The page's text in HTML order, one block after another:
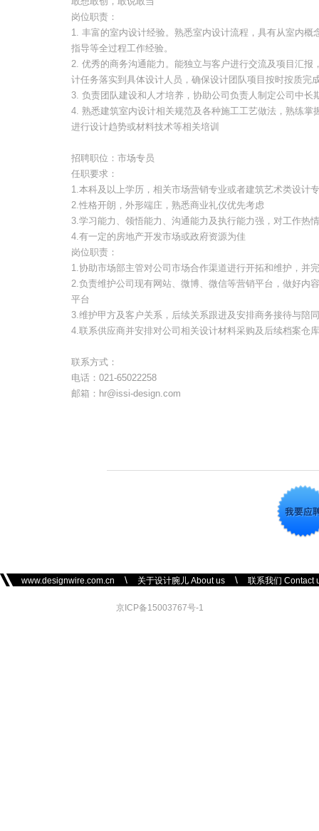
岗位职责：
1. 丰富的室内设计经验。熟悉室内设计流程，具有从室内
指导等全过程工作经验。
2. 优秀的商务沟通能力。能独立与客户进行交流及项目汇
计任务落实到具体设计人员，确保设计团队项目按时按质完
3. 负责团队建设和人才培养，协助公司负责人制定公司中长
4. 熟悉建筑室内设计相关规范及各种施工工艺做法，熟练
进行设计趋势或材料技术等相关培训
招聘职位：市场专员
任职要求：
1.本科及以上学历，相关市场营销专业或者建筑艺术类设计
2.性格开朗，外形端庄，熟悉商业礼仪优先考虑
3.学习能力、领悟能力、沟通能力及执行能力强，对工作热
4.有一定的房地产开发市场或政府资源为佳
岗位职责：
1.协助市场部主管对公司市场合作渠道进行开拓和维护，并
2.负责维护公司现有网站、微博、微信等营销平台，做好内
平台
3.维护甲方及客户关系，后续关系跟进及安排商务接待与
4.联系供应商并安排对公司相关设计材料采购及后续档案仓
联系方式：
电话：021-65022258
邮箱：hr@issi-design.com
www.designwire.com.cn \ 关于设计腕儿 About us \ 联系我们 Contact
京ICP备15003767号-1